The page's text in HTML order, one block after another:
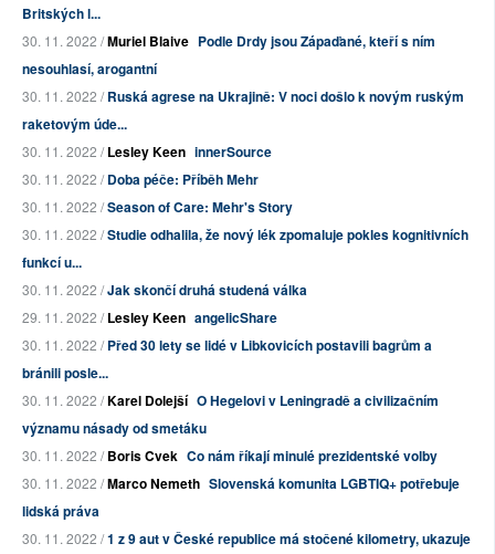
Britských l...
30. 11. 2022 /Muriel Blaive Podle Drdy jsou Zápaďané, kteří s ním
nesouhlasí, arogantní
30. 11. 2022 /Ruská agrese na Ukrajině: V noci došlo k novým ruským
raketovým úde...
30. 11. 2022 /Lesley Keen innerSource
30. 11. 2022 /Doba péče: Příběh Mehr
30. 11. 2022 /Season of Care: Mehr's Story
30. 11. 2022 /Studie odhalila, že nový lék zpomaluje pokles kognitivních
funkcí u...
30. 11. 2022 /Jak skončí druhá studená válka
29. 11. 2022 /Lesley Keen angelicShare
30. 11. 2022 /Před 30 lety se lidé v Libkovicích postavili bagrům a
bránili posle...
30. 11. 2022 /Karel Dolejší O Hegelovi v Leningradě a civilizačním
významu násady od smetáku
30. 11. 2022 /Boris Cvek Co nám říkají minulé prezidentské volby
30. 11. 2022 /Marco Nemeth Slovenská komunita LGBTIQ+ potřebuje
lidská práva
30. 11. 2022 /1 z 9 aut v České republice má stočené kilometry, ukazuje